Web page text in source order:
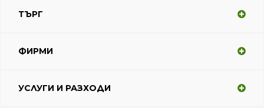
ТЪРГ
ФИРМИ
УСЛУГИ И РАЗХОДИ